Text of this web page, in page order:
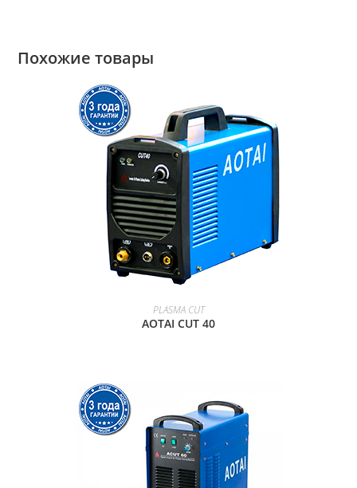
Похожие товары
ПРОСМОТР ТОВАРА
PLASMA CUT
AOTAI CUT 40